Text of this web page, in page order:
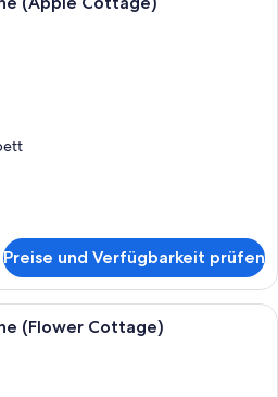
Preise und Verfügbarkeit prüfen
Ein Schlafzimmer mit einem Bett,
(Flower Cottage)